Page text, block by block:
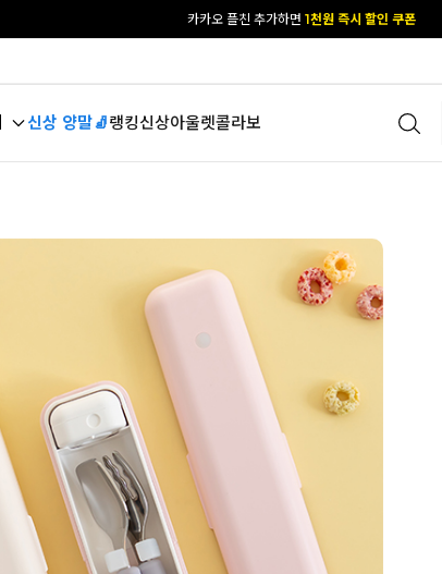
카카오 플친 추가하면 1천원 즉시 할인 쿠폰
신상 양말🧦랭킹신상아울렛콜라보